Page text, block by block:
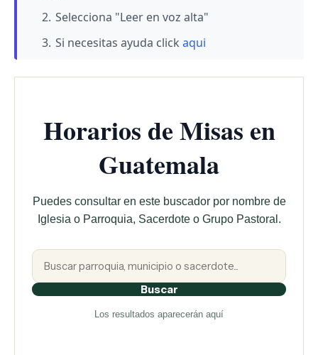
Selecciona "Leer en voz alta"
Si necesitas ayuda click aqui
Horarios de Misas en
Guatemala
Puedes consultar en este buscador por nombre de
Iglesia o Parroquia, Sacerdote o Grupo Pastoral.
Buscar
Los resultados aparecerán aquí